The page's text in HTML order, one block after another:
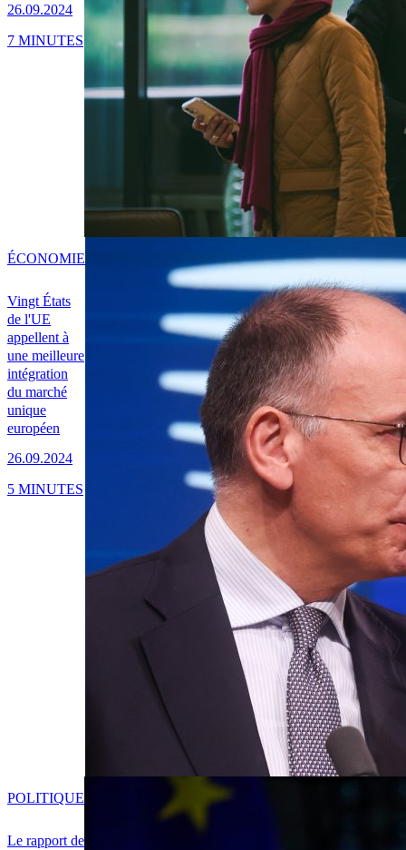
26.09.2024
7 MINUTES
Vingt États
de l'UE
appellent à
une meilleure
intégration
du marché
unique
européen
26.09.2024
ÉCONOMIE
5 MINUTES
Le rapport de
POLITIQUE